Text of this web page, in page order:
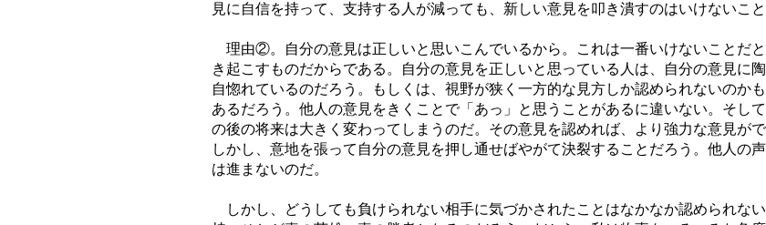
見に自信を持って、支持する人が減っても、新しい意見を叩き潰すのはいけないこと
理由②。自分の意見は正しいと思いこんでいるから。これは一番いけないことだと
き起こすものだからである。自分の意見を正しいと思っている人は、自分の意見に
自惚れているのだろう。もしくは、視野が狭く一方的な見方しか認められないのか
あるだろう。他人の意見をきくことで「あっ」と思うことがあるに違いない。そし
の後の将来は大きく変わってしまうのだ。その意見を認めれば、より強力な意見が
しかし、意地を張って自分の意見を押し通せばやがて決裂することだろう。他人の
は進まないのだ。
しかし、どうしても負けられない相手に気づかされたことはなかなか認められな